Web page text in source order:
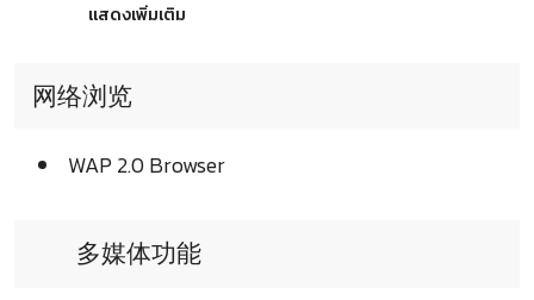
แสดงเพิ่มเติม
网络浏览
WAP 2.0 Browser
多媒体功能